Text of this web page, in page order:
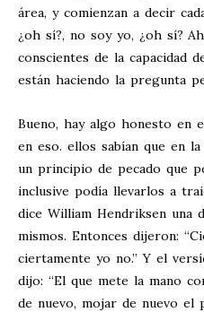
área, y comienzan a decir
¿oh sí?, no soy yo, ¿oh sí?
conscientes de la capacidad
están haciendo la pregunta
Bueno, hay algo honesto en
en eso. ellos sabían que en
un principio de pecado que
inclusive podía llevarlos a
dice William Hendriksen una
mismos. Entonces dijeron:
ciertamente yo no.” Y el
dijo: “El que mete la mano
de nuevo, mojar de nuevo el